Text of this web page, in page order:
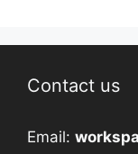
Contact us
Email: